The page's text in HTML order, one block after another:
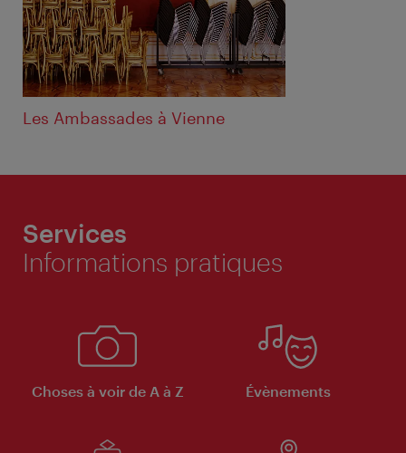
Les Ambassades à Vienne
Services
Informations pratiques
Choses à voir de A à Z Évènements